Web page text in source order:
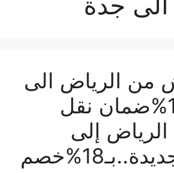
من الرياض الى
جدة..100%ضمان نقل
الرياض إلى